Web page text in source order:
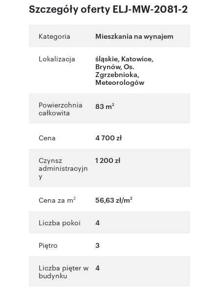
Szczegóły oferty ELJ-MW-2081-2
Kategoria Mieszkania na wynajem
Lokalizacja śląskie, Katowice,
Brynów, Os.
Zgrzebnioka,
Meteorologów
Powierzchnia
całkowita
83 m2
Cena 4 700 zł
Czynsz
administracyjn
y
1 200 zł
Cena za m2 56,63 zł/m2
Liczba pokoi 4
Piętro 3
Liczba pięter w
budynku
4